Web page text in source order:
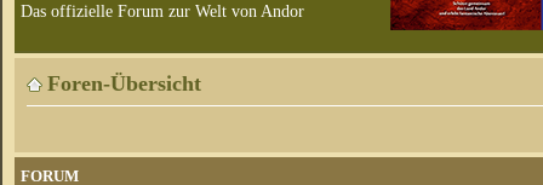
Das offizielle Forum zur Welt von Andor
Foren-Übersicht
FORUM